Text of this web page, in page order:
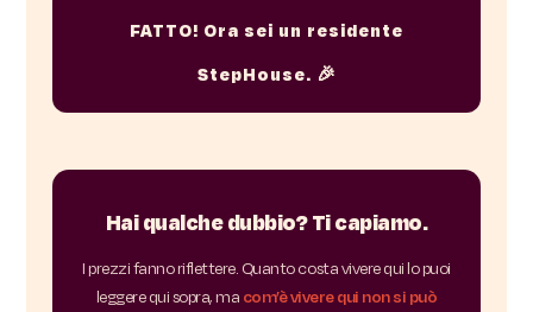
FATTO! Ora sei un residente
StepHouse. 🎉
Hai qualche dubbio? Ti capiamo.
I prezzi fanno riflettere. Quanto costa vivere qui lo puoi
leggere qui sopra, ma com’è vivere qui non si può